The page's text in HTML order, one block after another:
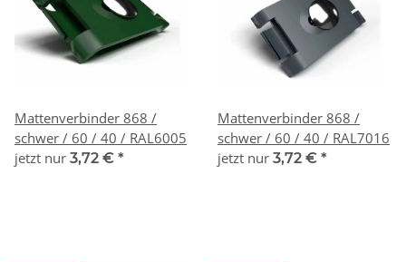
Mattenverbinder 868 /
schwer / 60 / 40 / RAL6005
jetzt nur 3,72 € *
Mattenverbinder 868 /
schwer / 60 / 40 / RAL7016
jetzt nur 3,72 € *